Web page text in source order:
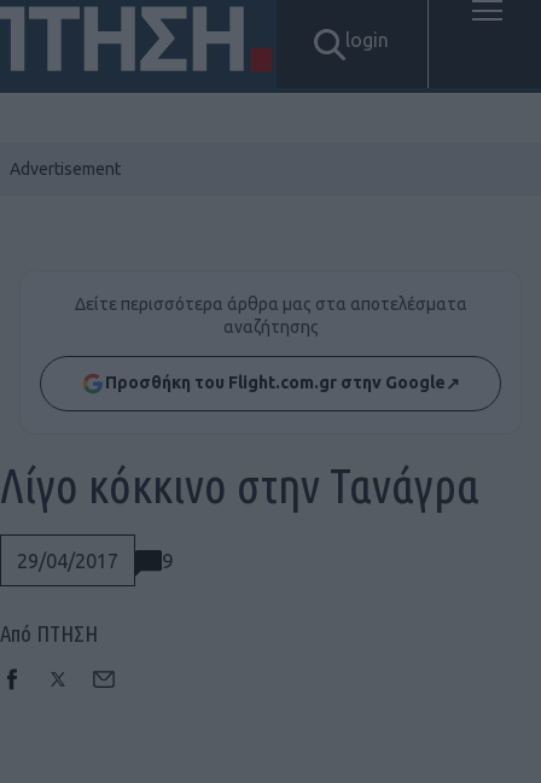
login
Δείτε περισσότερα άρθρα μας στα αποτελέσματα
αναζήτησης
Προσθήκη του Flight.com.gr στην Google↗
29/04/2017 9
Λίγο κόκκινο στην Τανάγρα
Από ΠΤΗΣΗ